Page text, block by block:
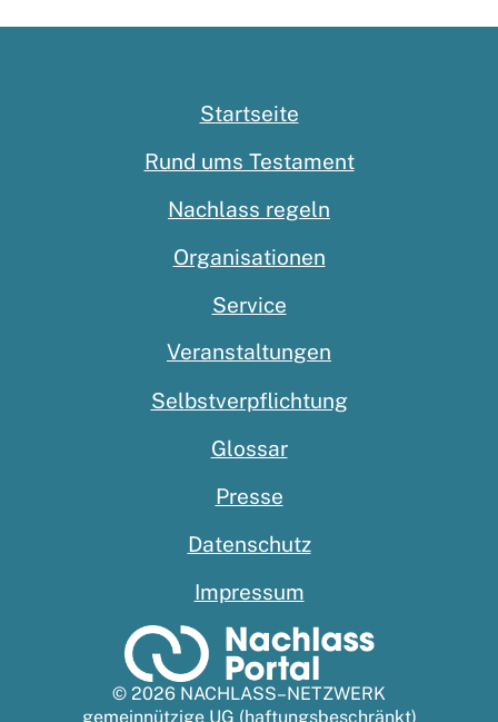
Startseite
Rund ums Testament
Nachlass regeln
Organisationen
Service
Veranstaltungen
Selbstverpflichtung
Glossar
Presse
Datenschutz
Impressum
© 2026 NACHLASS–NETZWERK
gemeinnützige UG (haftungsbeschränkt)